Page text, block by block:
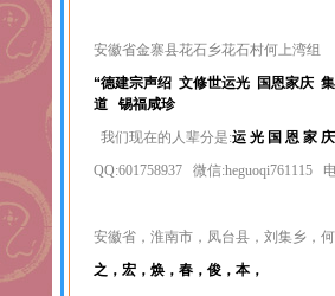
安徽省金寨县花石乡花石村何上湾组
“德建宗声绍 文修世运光 国恩家庆
道 锡福咸珍
我们现在的人辈分是:运 光 国 恩 家
QQ:601758937 微信:heguoqi761115
安徽省，淮南市，凤台县，刘集乡，
之，宏，焕，春，俊，本，